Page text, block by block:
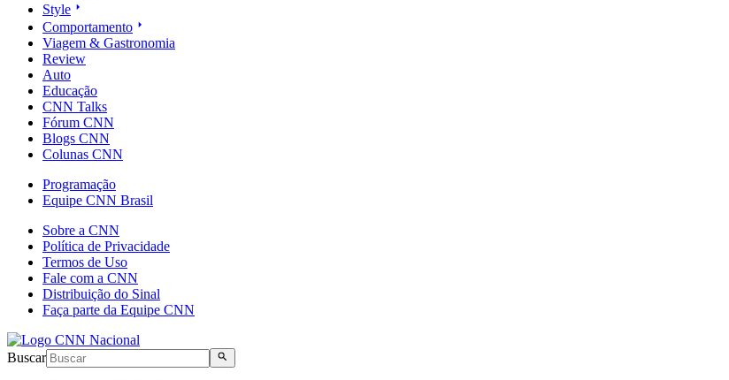
Style
Comportamento
Viagem & Gastronomia
Review
Auto
Educação
CNN Talks
Fórum CNN
Blogs CNN
Colunas CNN
Programação
Equipe CNN Brasil
Sobre a CNN
Política de Privacidade
Termos de Uso
Fale com a CNN
Distribuição do Sinal
Faça parte da Equipe CNN
Buscar